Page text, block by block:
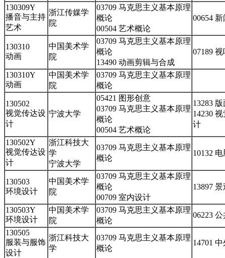
130309Y
播音与主持
艺术
浙江传媒学
院
03709 马克思主义基本原理
概论
00504 艺术概论
00654
130310
动画
中国美术学
院
03709 马克思主义基本原理
概论
13490 动画剪辑与合成
07189
130310Y
动画
中国美术学
院
03709 马克思主义基本原理
概论
130502
视觉传达设
计
宁波大学
05421 图形创意
03709 马克思主义基本原理
概论
00504 艺术概论
13283
14230
计
130502Y
视觉传达设
计
浙江科技大
学
宁波大学
03709 马克思主义基本原理
概论
10132
130503
环境设计
中国美术学
院
03709 马克思主义基本原理
概论
00709 室内设计
13897
130503Y
环境设计
中国美术学
院
03709 马克思主义基本原理
概论
06223
130505
服装与服饰
设计
浙江科技大
学
03709 马克思主义基本原理
概论
14701